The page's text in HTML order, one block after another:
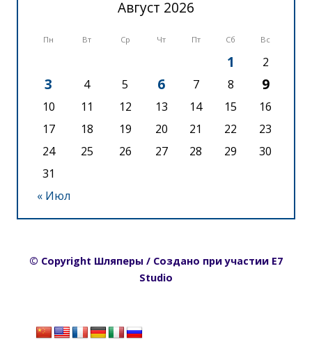
Август 2026
Пн Вт Ср Чт Пт Сб Вс
« Июл
1 2
3 4 5 6 7 8 9
10 11 12 13 14 15
16
17
18 19 20 21 22
23
24
25 26 27 28 29
30
31
© Copyright Шляперы / Создано при участии E7
Studio